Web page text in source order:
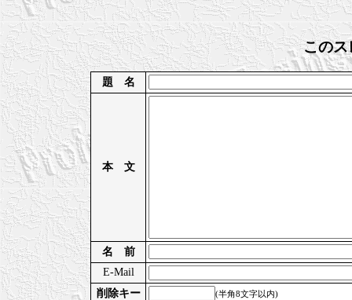
このス
題 名
本 文
名 前
E-Mail
削除キー
(半角8文字以内)